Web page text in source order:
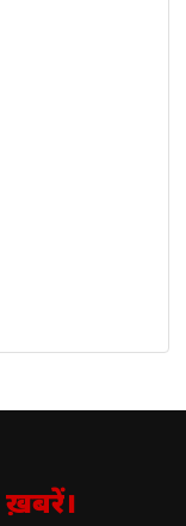
ख़बरें।